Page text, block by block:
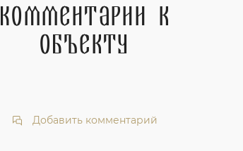
Комментарии к
объекту
Добавить комментарий